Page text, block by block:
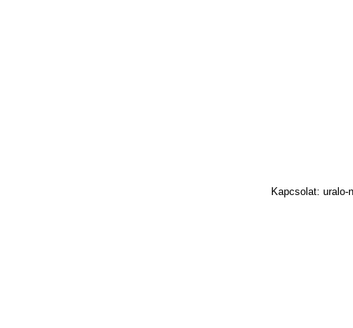
Kapcsolat: uralo-